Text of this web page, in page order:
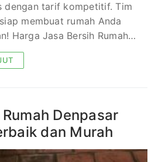
dengan tarif kompetitif. Tim
membuat rumah Anda
Harga Jasa Bersih Rumah…
Denpasar
dan Murah